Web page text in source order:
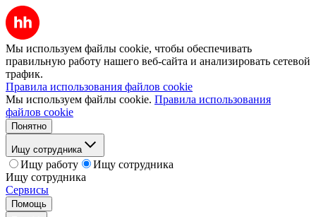
Мы используем файлы cookie, чтобы обеспечивать
правильную работу нашего веб-сайта и анализировать сетевой
трафик.
Правила использования файлов cookie
Мы используем файлы cookie. Правила использования
файлов cookie
Понятно
Ищу сотрудника
Ищу работу
Ищу сотрудника
Ищу сотрудника
Сервисы
Помощь